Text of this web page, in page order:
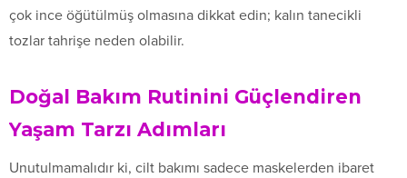
çok ince öğütülmüş olmasına dikkat edin; kalın tanecikli
tozlar tahrişe neden olabilir.
Doğal Bakım Rutinini Güçlendiren
Yaşam Tarzı Adımları
Unutulmamalıdır ki, cilt bakımı sadece maskelerden ibaret